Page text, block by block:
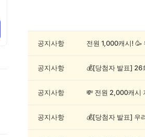
동
공지사항
공지사항
공지사항
공지사항